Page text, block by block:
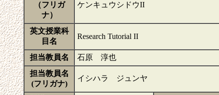
（フリガ
ナ）
ケンキュウシドウII
英文授業科
目名
Research Tutorial II
担当教員名
石原 淳也
担当教員名
(フリガナ)
イシハラ ジュンヤ